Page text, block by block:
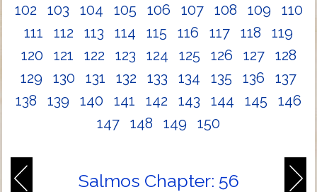
102
103 104 105 106 107 108 109
110
111
112 113 114 115 116 117 118
119
120
121 122 123 124 125 126 127
128
129
130 131 132 133 134 135 136
137
138
139 140 141 142 143 144 145
146
147
148 149 150
Salmos Chapter: 56